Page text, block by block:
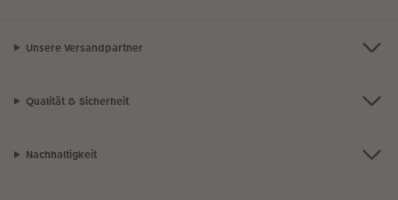
Unsere Versandpartner
Qualität & Sicherheit
Nachhaltigkeit